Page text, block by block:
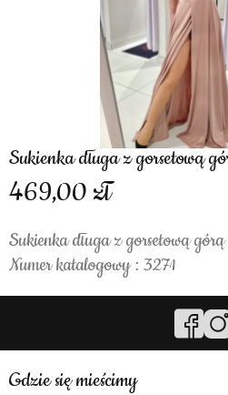
Sukienka długa z gorsetową
469,00
Sukienka długa z gorsetową
Numer katalogowy : 3271
Gdzie się mieścimy